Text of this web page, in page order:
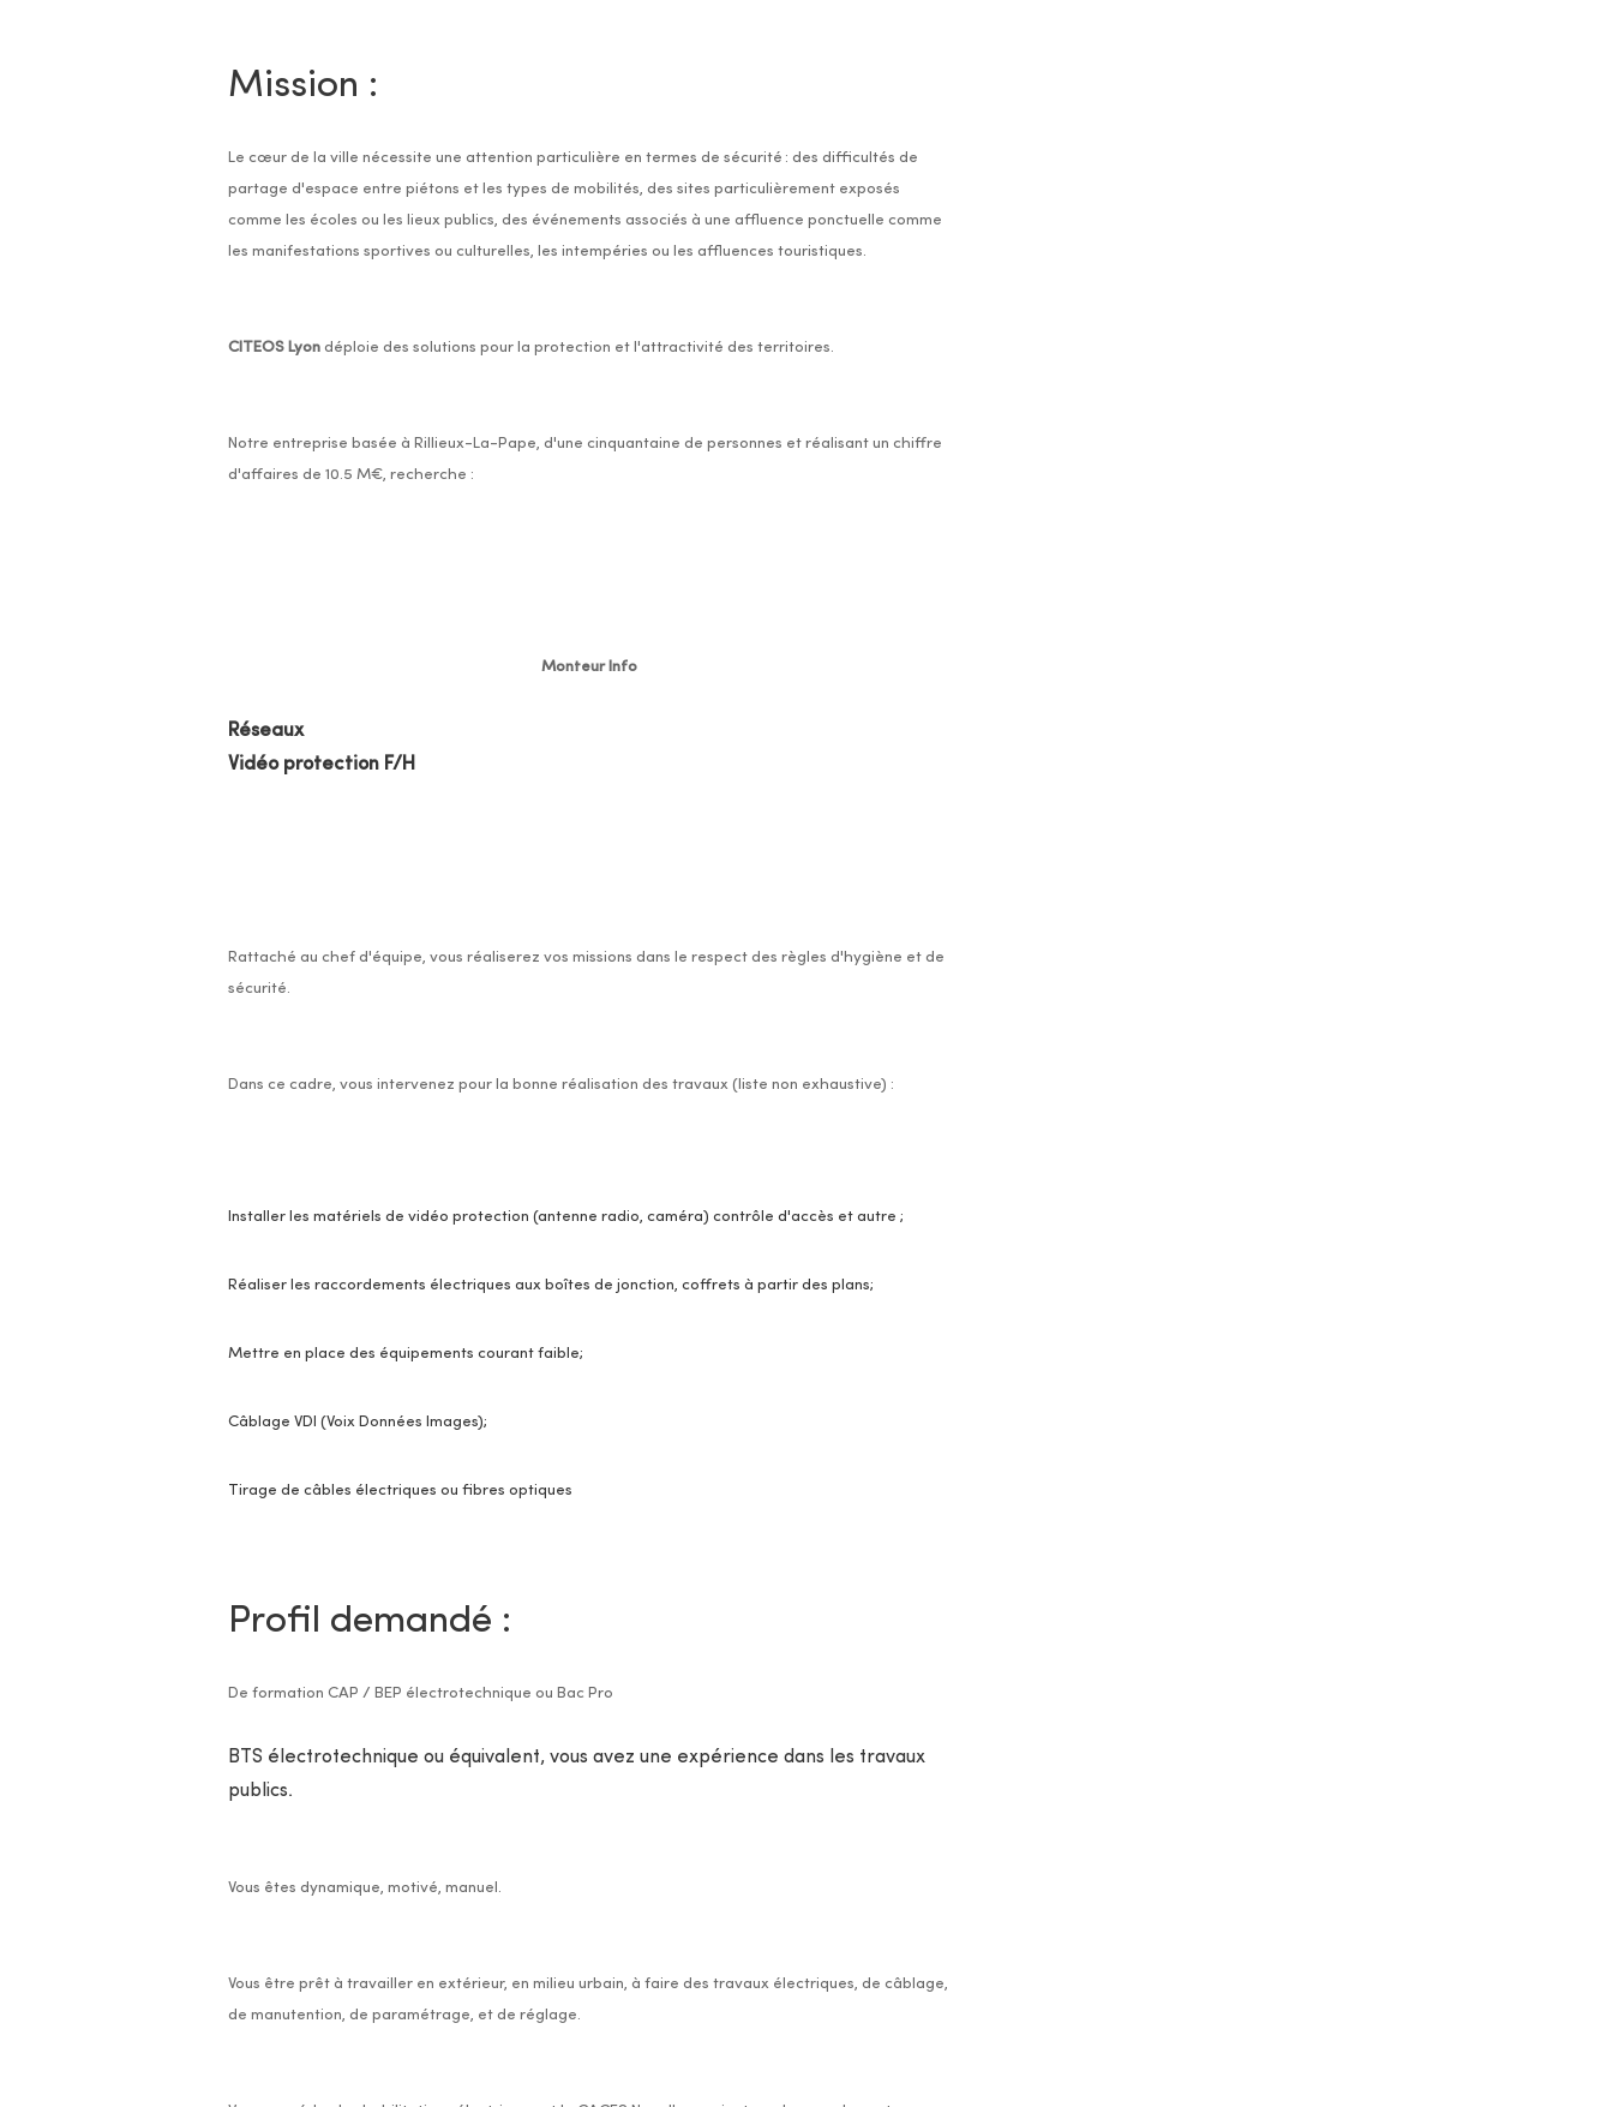
Mission :
Le cœur de la ville nécessite une attention particulière en termes de sécurité : des difficultés de
partage d'espace entre piétons et les types de mobilités, des sites particulièrement exposés
comme les écoles ou les lieux publics, des événements associés à une affluence ponctuelle comme
les manifestations sportives ou culturelles, les intempéries ou les affluences touristiques.
CITEOS Lyondéploie des solutions pour la protection et l'attractivité des territoires.
Notre entreprise basée à Rillieux-La-Pape, d'une cinquantaine de personnes et réalisant un chiffre
d'affaires de 10.5 M€, recherche :
Monteur Info
Réseaux
Vidéo protection F/H
Rattaché au chef d'équipe, vous réaliserez vos missions dans le respect des règles d'hygiène et de
sécurité.
Dans ce cadre, vous intervenez pour la bonne réalisation des travaux (liste non exhaustive) :
Installer les matériels de vidéo protection (antenne radio, caméra) contrôle d'accès et autre ;
Réaliser les raccordements électriques aux boîtes de jonction, coffrets à partir des plans;
Mettre en place des équipements courant faible;
Câblage VDI (Voix Données Images);
Tirage de câbles électriques ou fibres optiques
Profil demandé :
De formation CAP / BEP électrotechnique ou Bac Pro
BTS électrotechnique ou équivalent, vous avez une expérience dans les travaux
publics.
Vous êtes dynamique, motivé, manuel.
Vous être prêt à travailler en extérieur, en milieu urbain, à faire des travaux électriques, de câblage,
de manutention, de paramétrage, et de réglage.